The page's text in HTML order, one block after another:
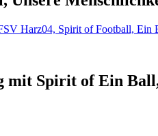
mit Spirit of Ein